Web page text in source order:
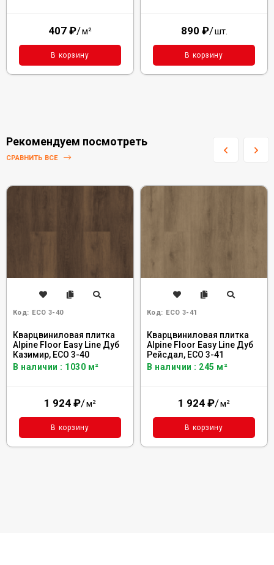
407 ₽/м²
В корзину
890 ₽/шт.
В корзину
Рекомендуем посмотреть
СРАВНИТЬ ВСЕ
Код: ECO 3-40
Кварцвиниловая плитка
Alpine Floor Easy Line Дуб
Казимир, ЕСО 3-40
В наличии : 1030 м²
1 924 ₽/м²
В корзину
Код: ECO 3-41
Кварцвиниловая плитка
Alpine Floor Easy Line Дуб
Рейсдал, ЕСО 3-41
В наличии : 245 м²
1 924 ₽/м²
В корзину